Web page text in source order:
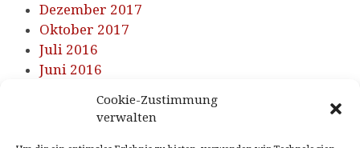
Cookie-Zustimmung
verwalten
Dezember 2017
Oktober 2017
Juli 2016
Juni 2016
KATEGORIEN